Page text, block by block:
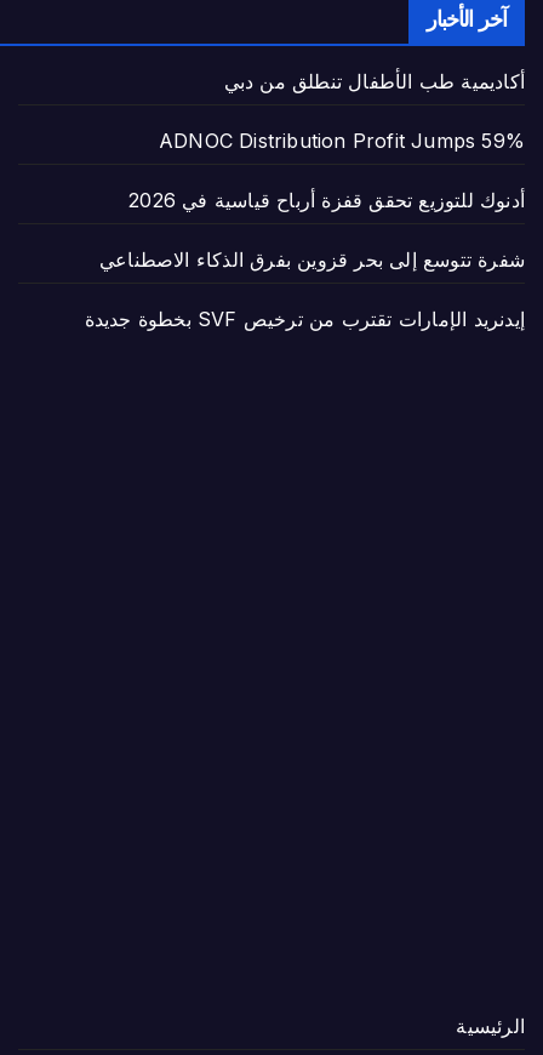
آخر الأخبار
أكاديمية طب الأطفال تنطلق من دبي
ADNOC Distribution Profit Jumps 59%
أدنوك للتوزيع تحقق قفزة أرباح قياسية في 2026
شفرة تتوسع إلى بحر قزوين بفرق الذكاء الاصطناعي
إيدنريد الإمارات تقترب من ترخيص SVF بخطوة جديدة
الرئيسية